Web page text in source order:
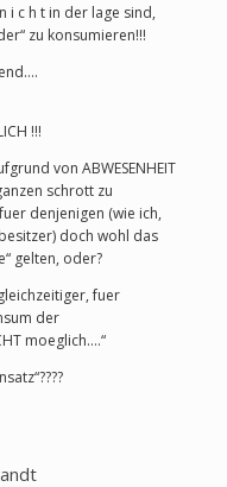
i c h t in der lage sind,
zu konsumieren!!!
!!!
von ABWESENHEIT
schrott zu
denjenigen (wie ich,
doch wohl das
gelten, oder?
fuer
der
moeglich….“